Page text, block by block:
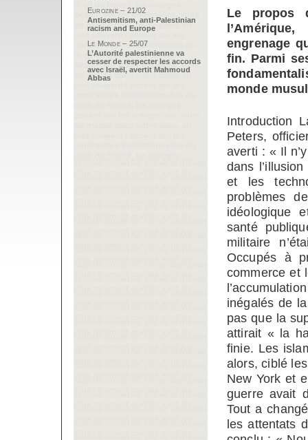
Le propos
engrenage
fin. Parmi
monde
Introduction
Peters,
averti : « Il
dans
et les
problèmes
idéologique
santé
militaire
Occupés à
commerce et
inégalés de
pas que la
attirait « la
finie. Les
alors, ciblé
New York et
guerre avait
Tout a
les attentats
Eurozine – 21/02
Antisemitism, anti-Palestinian
racism and Europe
Le Monde – 25/07
L’Autorité palestinienne va
cesser de respecter les accords
avec Israël, avertit Mahmoud
Abbas